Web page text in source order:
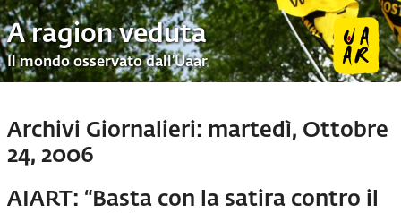
A ragion veduta
Il mondo osservato dall’Uaar
Archivi Giornalieri: martedì, Ottobre
24, 2006
AIART: “Basta con la satira contro il